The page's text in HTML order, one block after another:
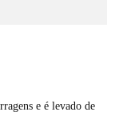
e é levado de